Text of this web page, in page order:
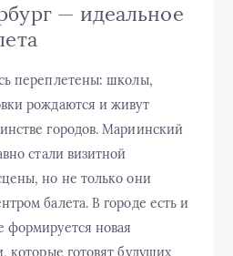
— идеальное
переплетены: школы,
рождаются и живут
городов. Мариинский
стали визитной
но не только они
балета. В городе есть и
новая
которые готовят будущих